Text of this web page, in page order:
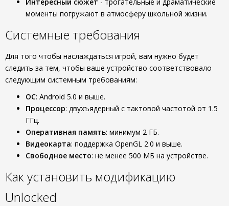
моменты погружают в атмосферу школьной жизни.
Системные требования
Для того чтобы наслаждаться игрой, вам нужно будет
следить за тем, чтобы ваше устройство соответствовало
следующим системным требованиям:
ОС: Android 5.0 и выше.
Процессор: двухъядерный с тактовой частотой от 1.5
ГГц.
Оперативная память: минимум 2 ГБ.
Видеокарта: поддержка OpenGL 2.0 и выше.
Свободное место: не менее 500 МБ на устройстве.
Как установить модификацию
Unlocked